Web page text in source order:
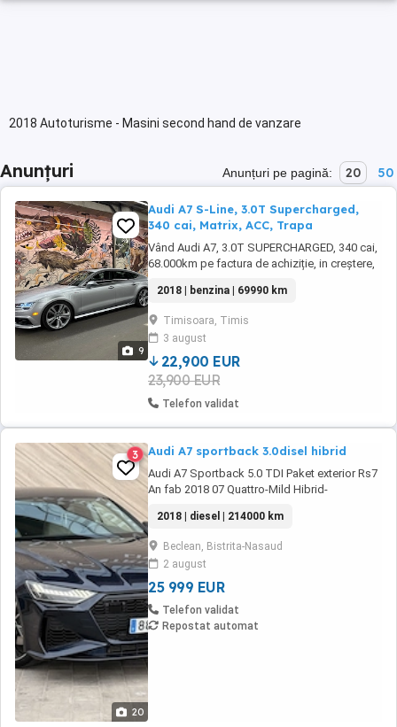
2018 Autoturisme - Masini second hand de vanzare
Anunțuri Anunțuri pe pagină: 20 50
9
Audi A7 S-Line, 3.0T Supercharged,
340 cai, Matrix, ACC, Trapa
Vând Audi A7, 3.0T SUPERCHARGED, 340 cai,
68.000km pe factura de achiziție, in creștere,
declanșate. -Pachet exterior Sline -Faruri led
matrix -Adaptive cruise control -Lane assist -
Climatronic 3 zone -Scaune față electrice cu
încălzire, ventilație și ...
2018 | benzina | 69990 km
Timisoara, Timis
3 august
22,900 EUR
23,900 EUR
Telefon validat
20
3 Audi A7 sportback 3.0disel hibrid
Audi A7 Sportback 5.0 TDI Paket exterior Rs7
An fab 2018 07 Quattro-Mild Hibrid-
Matrix Led Haion electric Jante 21 RS7
anvelope micheline vara Clima 4 zone Lumini
ambientale Distronic plus Avertizare distanță
Audi Braking guard-franeaza în cazul unei ...
2018 | diesel | 214000 km
Beclean, Bistrita-Nasaud
2 august
25 999 EUR
Telefon validat
Repostat automat